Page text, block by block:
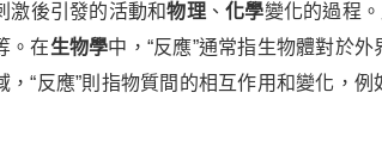
激後引發的活動和物理、化學變化的過程
。在生物學中，“反應”通常指生物體對於
，“反應”則指物質間的相互作用和變化，